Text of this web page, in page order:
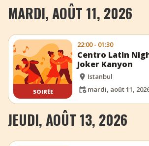
MARDI, AOÛT 11, 2026
SOIRÉE
22:00 - 01:30
Centro Latin
Joker Kanyon
Istanbul
mardi, août 11,
JEUDI, AOÛT 13, 2026